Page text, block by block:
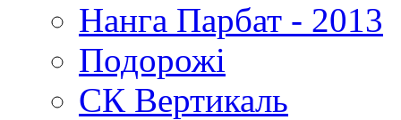
Нанга Парбат - 2013
Подорожі
СК Вертикаль